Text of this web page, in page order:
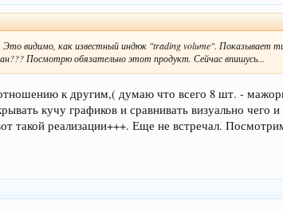
видимо, как известный индюк "trading volume". Показывает
Посмотрю обязательно этот продукт. Сейчас впишусь...
к другим,( думаю что всего 8 шт. -
кучу графиков и сравнивать визуально чего
реализации+++. Еще не встречал.